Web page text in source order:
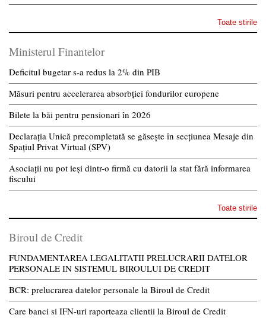
Toate stirile
Ministerul Finantelor
Deficitul bugetar s-a redus la 2% din PIB
Măsuri pentru accelerarea absorbției fondurilor europene
Bilete la băi pentru pensionari în 2026
Declarația Unică precompletată se găsește în secțiunea Mesaje din
Spațiul Privat Virtual (SPV)
Asociații nu pot ieși dintr-o firmă cu datorii la stat fără informarea
fiscului
Toate stirile
Biroul de Credit
FUNDAMENTAREA LEGALITATII PRELUCRARII DATELOR
PERSONALE IN SISTEMUL BIROULUI DE CREDIT
BCR: prelucrarea datelor personale la Biroul de Credit
Care banci si IFN-uri raporteaza clientii la Biroul de Credit